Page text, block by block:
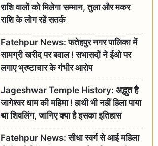
राशि वालों को मिलेगा सम्मान, तुला और मकर
राशि के लोग रहें सतर्क
Fatehpur News: फतेहपुर नगर पालिका में
सामग्री खरीद पर बवाल ! सभासदों ने ईओ पर
लगाए भ्रष्टाचार के गंभीर आरोप
Jageshwar Temple History: अद्भुत है
जागेश्वर धाम की महिमा ! हाथी भी नहीं हिला पाया
था शिवलिंग, जानिए क्या है इसका इतिहास
Fatehpur News: सीधा स्वर्ग से आई महिला